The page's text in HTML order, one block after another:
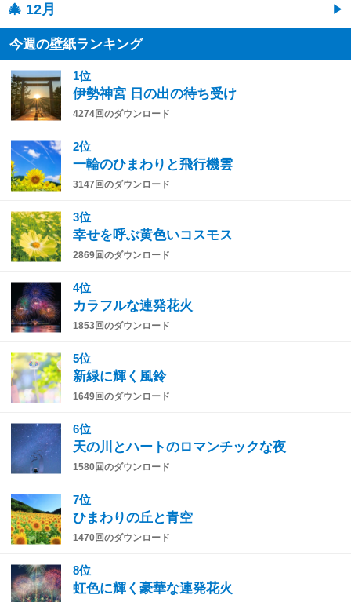
🎄 12月
今週の壁紙ランキング
1位
伊勢神宮 日の出の待ち受け
4274回のダウンロード
2位
一輪のひまわりと飛行機雲
3147回のダウンロード
3位
幸せを呼ぶ黄色いコスモス
2869回のダウンロード
4位
カラフルな連発花火
1853回のダウンロード
5位
新緑に輝く風鈴
1649回のダウンロード
6位
天の川とハートのロマンチックな夜
1580回のダウンロード
7位
ひまわりの丘と青空
1470回のダウンロード
8位
虹色に輝く豪華な連発花火